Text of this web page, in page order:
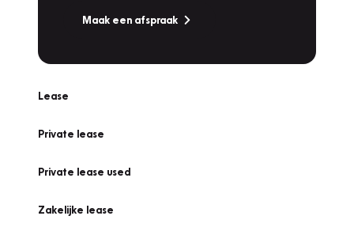
Maak een afspraak
Lease
Private lease
Private lease used
Zakelijke lease